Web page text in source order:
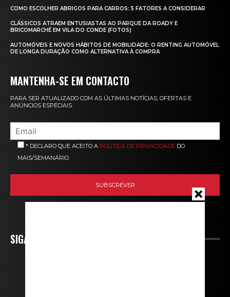
COMO ESCOLHER ABRIGOS PARA CARROS: 5 FATORES A CONSIDERAR
CLÁSSICOS ATRAEM ENTUSIASTAS AO PARQUE DA ROADY E
BRICOMARCHÉ EM VILA DO CONDE (FOTOS)
AUTOMÓVEIS E NOVOS HÁBITOS DE MOBILIDADE: O RENTING AUTOMÓVEL
DE LONGA DURAÇÃO COMO ALTERNATIVA À COMPRA
MANTENHA-SE EM CONTACTO
PARA SER ATUALIZADO COM AS ÚLTIMAS NOTÍCIAS, OFERTAS E
ANÚNCIOS ESPECIAIS.
* DECLARO QUE ACEITO A POLÍTICA DE PRIVACIDADE DO
MAIS/SEMANÁRIO
SIGA-NOS